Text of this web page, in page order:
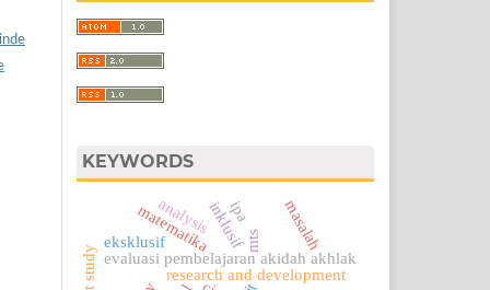
KEYWORDS
research and development
evaluasi pembelajaran akidah akhlak
mts
matematika
eksklusif inklusif masalah
analysis ipa